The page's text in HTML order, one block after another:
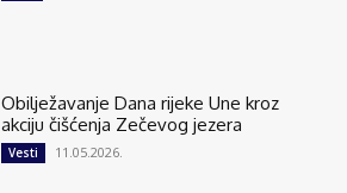
Obilježavanje Dana rijeke Une kroz
akciju čišćenja Zečevog jezera
Vesti 11.05.2026.